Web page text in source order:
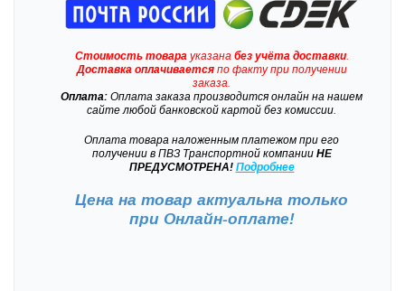
Стоимость товарауказана без учёта доставки.
Доставкаоплачиваетсяпо факту при получении
заказа.
Оплата: Оплата заказа производится онлайн на нашем
сайте любой банковской картой без комиссии.
Оплата товара наложенным платежом при его
получении в ПВЗ Транспортной компанииНЕ
ПРЕДУСМОТРЕНА! Подробнее
Цена на товар актуальна только
при Онлайн-оплате!